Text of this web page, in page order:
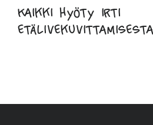
Kaikki hyöty irti
etälivekuvittamisesta